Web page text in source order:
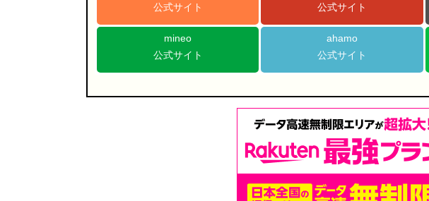
公式サイト
公式サイト
mineo
公式サイト
ahamo
公式サイト